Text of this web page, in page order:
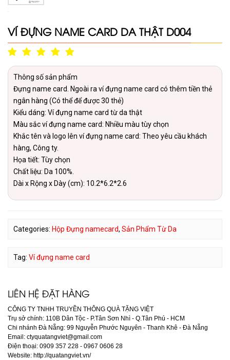
VÍ ĐỰNG NAME CARD DA THẬT D004
Thông số sản phẩm
Đựng name card. Ngoài ra ví đựng name card có thêm tiền thẻ
ngân hàng (Có thể để được 30 thẻ)
Kiểu dáng: Ví đựng name card từ da thật
Màu sắc ví đựng name card: Nhiều màu tùy chọn
Khắc tên và logo lên ví đựng name card: Theo yêu cầu khách
hàng, Công ty.
Họa tiết: Tùy chọn
Chất liệu: Da 100%.
Dài x Rộng x Dày (cm): 10.2*6.2*2.6
Categories: Hộp Đựng namecard, Sản Phẩm Từ Da
Tag: Ví đựng name card
LIÊN HỆ ĐẶT HÀNG
CÔNG TY TNHH TRUYỀN THÔNG QUÀ TẶNG VIỆT
Trụ sở chính: 110B Dân Tộc - P.Tân Sơn Nhì - Q.Tân Phú - HCM
Chi nhánh Đà Nẵng: 99 Nguyễn Phước Nguyên - Thanh Khê - Đà Nẵng
Email: ctyquatangviet@gmail.com
Điện thoại: 0909 357 228 - 0967 0606 28
Website: http://quatangviet.vn/